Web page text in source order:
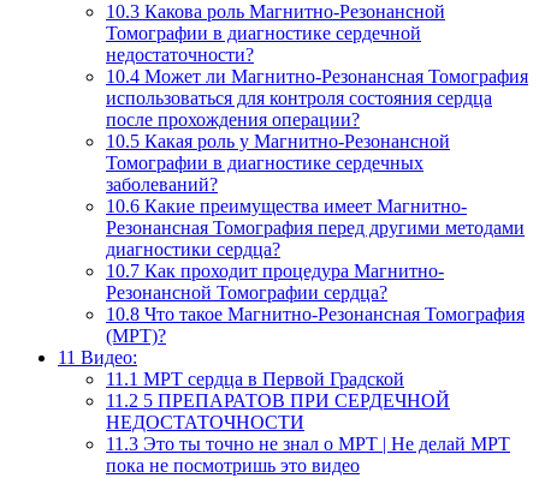
10.3 Какова роль Магнитно-Резонансной
Томографии в диагностике сердечной
недостаточности?
10.4 Может ли Магнитно-Резонансная Томография
использоваться для контроля состояния сердца
после прохождения операции?
10.5 Какая роль у Магнитно-Резонансной
Томографии в диагностике сердечных
заболеваний?
10.6 Какие преимущества имеет Магнитно-
Резонансная Томография перед другими методами
диагностики сердца?
10.7 Как проходит процедура Магнитно-
Резонансной Томографии сердца?
10.8 Что такое Магнитно-Резонансная Томография
(МРТ)?
11 Видео:
11.1 МРТ сердца в Первой Градской
11.2 5 ПРЕПАРАТОВ ПРИ СЕРДЕЧНОЙ
НЕДОСТАТОЧНОСТИ
11.3 Это ты точно не знал о МРТ | Не делай МРТ
пока не посмотришь это видео